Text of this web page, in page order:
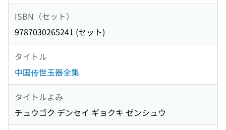
ISBN（セット）
9787030265241 (セット)
タイトル
中国传世玉器全集
タイトルよみ
チュウゴク デンセイ ギョクキ ゼンシュウ